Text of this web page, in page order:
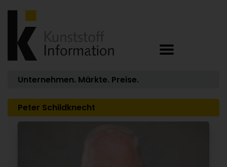
Unternehmen. Märkte. Preise.
Peter Schildknecht